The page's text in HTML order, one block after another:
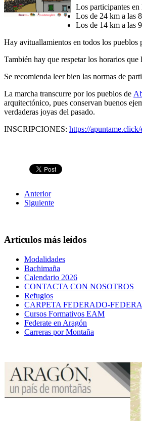
Los participantes en
Los de 24 km a las
Los de 14 km a las
Hay avituallamientos en todos los pueblos
También hay que respetar los horarios
Se recomienda leer bien las normas de
La marcha transcurre por los pueblos de
arquitectónico, pues conservan buenos
verdaderas joyas del pasado.
INSCRIPCIONES: https://
Anterior
Siguiente
Artículos más leídos
Modalidades
Bachimaña
Calendario 2026
CONTACTA CON NOSOTROS
Refugios
CARPETA FEDERADO-
Cursos Formativos EAM
Federate en Aragón
Carreras por Montaña